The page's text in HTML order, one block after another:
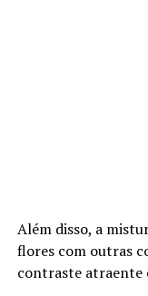
Além disso, a
flores com outras
contraste atraente